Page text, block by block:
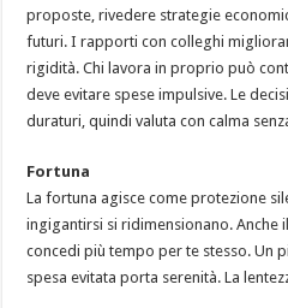
proposte, rivedere strategie
futuri. I rapporti con colleghi
rigidità. Chi lavora in proprio può
deve evitare spese impulsive. Le
duraturi, quindi valuta con calma
Fortuna
La fortuna agisce come protezione
ingigantirsi si ridimensionano. Anche
concedi più tempo per te stesso. Un
spesa evitata porta serenità. La